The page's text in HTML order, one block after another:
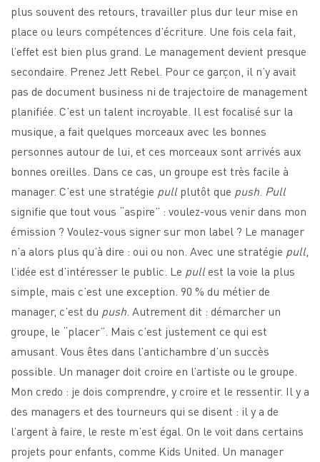
plus souvent des retours, travailler plus dur leur mise en
place ou leurs compétences d’écriture. Une fois cela fait,
l’effet est bien plus grand. Le management devient presque
secondaire. Prenez Jett Rebel. Pour ce garçon, il n’y avait
pas de document business ni de trajectoire de management
planifiée. C’est un talent incroyable. Il est focalisé sur la
musique, a fait quelques morceaux avec les bonnes
personnes autour de lui, et ces morceaux sont arrivés aux
bonnes oreilles. Dans ce cas, un groupe est très facile à
manager. C’est une stratégie pullplutôt que push Pull
signifie que tout vous “aspire” : voulez-vous venir dans mon
émission ? Voulez-vous signer sur mon label ? Le manager
n’a alors plus qu’à dire : oui ou non. Avec une stratégie pull,
l’idée est d’intéresser le public. Le pullest la voie la plus
simple, mais c’est une exception. 90 % du métier de
manager, c’est du push . Autrement dit : démarcher un
groupe, le “placer”. Mais c’est justement ce qui est
amusant. Vous êtes dans l’antichambre d’un succès
possible. Un manager doit croire en l’artiste ou le groupe.
Mon credo : je dois comprendre, y croire et le ressentir. Il y a
des managers et des tourneurs qui se disent : il y a de
l’argent à faire, le reste m’est égal. On le voit dans certains
projets pour enfants, comme Kids United. Un manager